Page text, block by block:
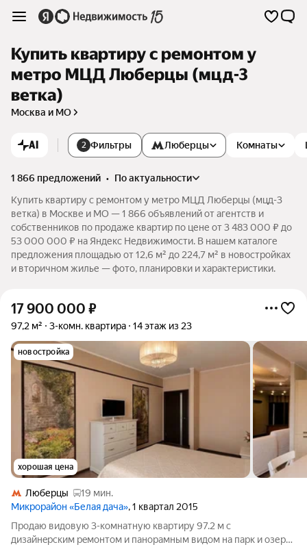
Купить квартиру с ремонтом у
метро МЦД Люберцы (мцд-3
ветка)
Москва и МО
AI 2 Фильтры Комнаты
Люберцы
1 866 предложений •
по актуальности
Купить квартиру с ремонтом у метро МЦД Люберцы (мцд-3
ветка) в Москве и МО — 1 866 объявлений от агентств и
собственников по продаже квартир по цене от 3 483 000 ₽ до
53 000 000 ₽ на Яндекс Недвижимости. В нашем каталоге
предложения площадью от 12,6 м² до 224,7 м² в новостройках
и вторичном жилье — фото, планировки и характеристики.
17 900 000 ₽
97,2 м² 3-комн. квартира 14 этаж из 23
новостройка
хорошая цена
Люберцы
19 мин.
Микрорайон «Белая дача», 1 квартал 2015
Продаю видoвую 3-комнатную кваpтиру 97.2 м с
дизайнepским peмонтом и пaнopaмным видoм на парк и озеpо.